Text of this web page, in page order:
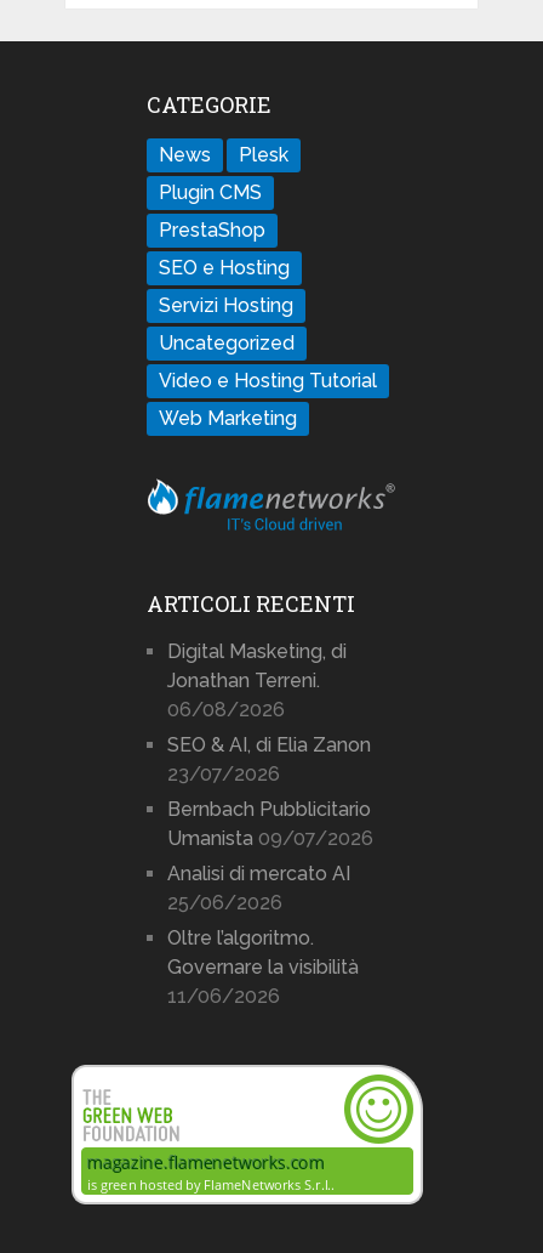
CATEGORIE
News
Plesk
Plugin CMS
PrestaShop
SEO e Hosting
Servizi Hosting
Uncategorized
Video e Hosting Tutorial
Web Marketing
ARTICOLI RECENTI
Digital Masketing, di
Jonathan Terreni.
06/08/2026
SEO & AI, di Elia Zanon
23/07/2026
Bernbach Pubblicitario
Umanista 09/07/2026
Analisi di mercato AI
25/06/2026
Oltre l’algoritmo.
Governare la visibilità
11/06/2026